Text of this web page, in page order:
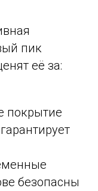
пик
её за:
покрытие
безопасны